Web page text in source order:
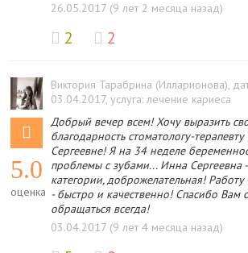
26.05.2017 (9 лет 2 месяца назад)
2 2
5.0
оценка
Виктория Тарабрина (Илларионова),
03.04.2017, услуга: лечение кариеса
Добрый вечер всем! Хочу выразить
благодарность стоматологу-
Сергеевне! Я на 34 неделе
проблемы с зубами... Инна Сергеевна
категории, доброжелательная!
- быстро и качественно! Спасибо Вам
обращаться всегда!
03.04.2017 (9 лет 4 месяца назад)